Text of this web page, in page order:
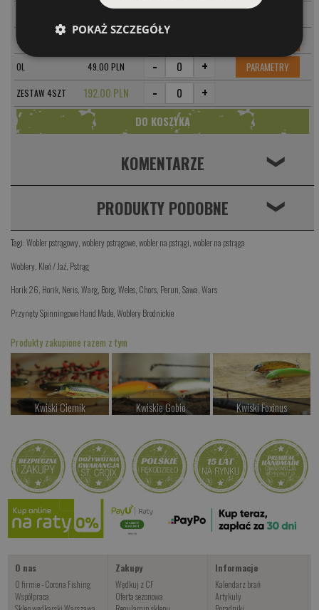
- +
SI -
OL 49.00 PLN - + PARAMETRY
ZESTAW 4SZT 192.00 PLN - +
KOMENTARZE ❮
PRODUKTY PODOBNE ❮
Tagi:Wobler pstrągowy ,woblery pstrągowe ,wobler na pstrągi ,wobler na pstrąga
Woblery Kleń / Jaź Pstrąg
Horik 26 Horik Neris ,Warg, Borg,Weles Chors Perun ,Sawa ,Wars
Przynęty Spinningowe Hand Made ,Woblery Brodnickie
Produkty zakupione razem z tym
Kwiski Ciernik
Kup teraz >
Kwiskie Gobio
Kup teraz >
Kwiski Foxinus
Kup teraz >
JIG Śliz
od 14.00 PLN
Kup teraz >
O nas
O firmie - Corona Fishing
Współpraca
Zakupy
Wędkuj z CF
Oferta sezonowa
Informacje
Kalendarz brań
Artykuły
POKAŻ SZCZEGÓŁY